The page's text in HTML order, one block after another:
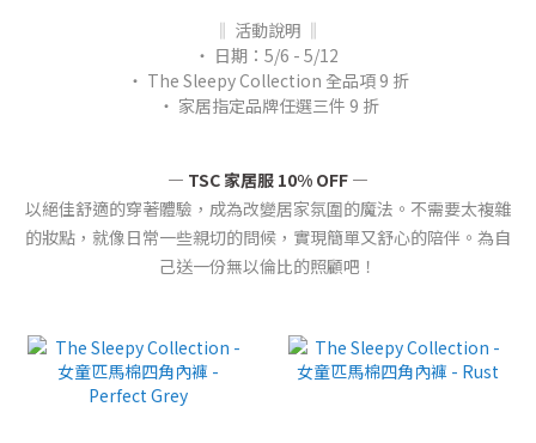
‖ 活動說明 ‖
‧ 日期：5/6 - 5/12
‧ The Sleepy Collection 全品項 9 折
‧ 家居指定品牌任選三件 9 折
— TSC 家居服 10% OFF —
以絕佳舒適的穿著體驗，成為改變居家氛圍的魔法。不需要太複雜
的妝點，就像日常一些親切的問候，實現簡單又舒心的陪伴。為自
己送一份無以倫比的照顧吧！